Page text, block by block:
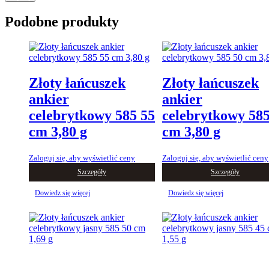
Podobne produkty
Złoty łańcuszek
ankier
celebrytkowy 585 55
cm 3,80 g
Zaloguj się, aby wyświetlić ceny
Dowiedz się więcej
Szczegóły
Złoty łańcuszek
ankier
celebrytkowy
cm 3,80 g
Zaloguj się, aby wyświetlić ceny
Dowiedz się więcej
Szczegóły